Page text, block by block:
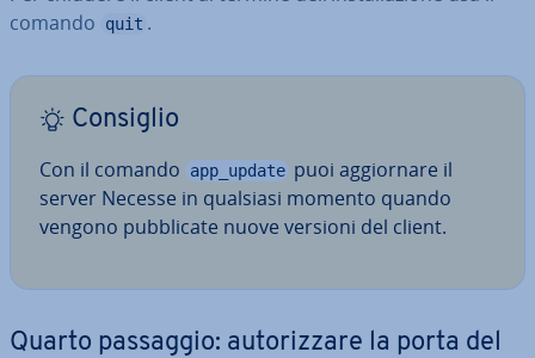
comando
quit .
Consiglio
Con il comando app_update puoi ag­gior­na­re il
server Necesse in qualsiasi momento quando
vengono pub­bli­ca­te nuove versioni del client.
Quarto passaggio: au­to­riz­za­re la porta del